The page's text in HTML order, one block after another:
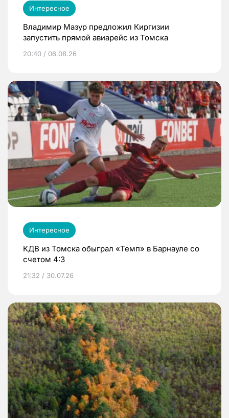
Интересное
Владимир Мазур предложил Киргизии
запустить прямой авиарейс из Томска
20:40 / 06.08.26
Интересное
КДВ из Томска обыграл «Темп» в Барнауле со
счетом 4:3
21:32 / 30.07.26